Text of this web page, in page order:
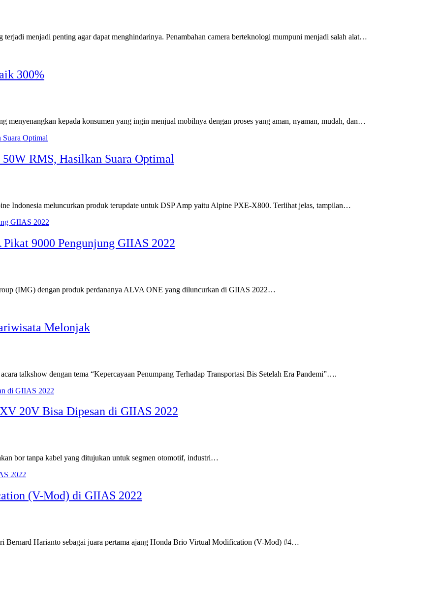
menjadi penting agar dapat menghindarinya. Penambahan camera berteknologi mumpuni menjadi salah alat…
300%
menyenangkan kepada konsumen yang ingin menjual mobilnya dengan proses yang aman, nyaman, mudah, dan…
RMS, Hasilkan Suara Optimal
Indonesia meluncurkan produk terupdate untuk DSP Amp yaitu Alpine PXE-X800. Terlihat jelas, tampilan…
9000 Pengunjung GIIAS 2022
(IMG) dengan produk perdananya ALVA ONE yang diluncurkan di GIIAS 2022…
Melonjak
talkshow dengan tema “Kepercayaan Penumpang Terhadap Transportasi Bis Setelah Era Pandemi”….
20V Bisa Dipesan di GIIAS 2022
bor tanpa kabel yang ditujukan untuk segmen otomotif, industri…
(V-Mod) di GIIAS 2022
Bernard Harianto sebagai juara pertama ajang Honda Brio Virtual Modification (V-Mod) #4…